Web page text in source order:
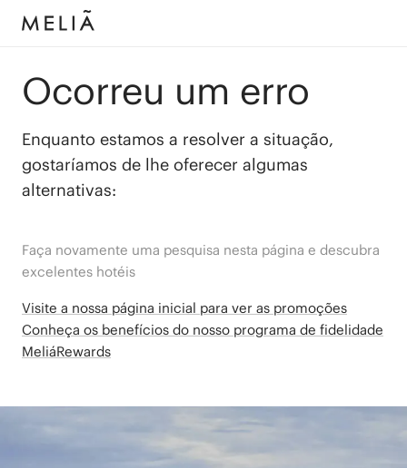
Ocorreu um erro
Enquanto estamos a resolver a situação,
gostaríamos de lhe oferecer algumas
alternativas:
Faça novamente uma pesquisa nesta página e descubra
excelentes hotéis
Visite a nossa página inicial para ver as promoções
Conheça os benefícios do nosso programa de fidelidade
MeliáRewards